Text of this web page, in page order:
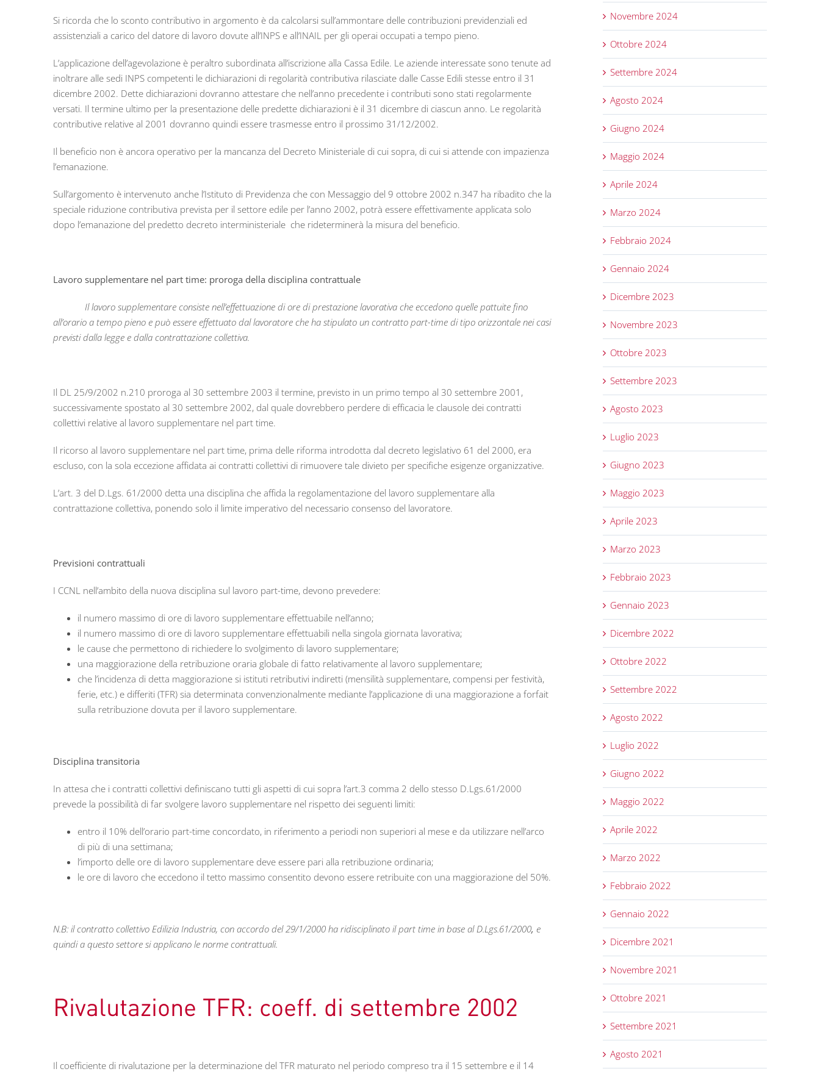
Si ricorda che lo sconto contributivo in argomento è da calcolarsi sull’ammontare delle contribuzioni previdenziali ed
assistenziali a carico del datore di lavoro dovute all’INPS e all’INAIL per gli operai occupati a tempo pieno.
L’applicazione dell’agevolazione è peraltro subordinata all’iscrizione alla Cassa Edile. Le aziende interessate sono tenute ad
inoltrare alle sedi INPS competenti le dichiarazioni di regolarità contributiva rilasciate dalle Casse Edili stesse entro il 31
dicembre 2002. Dette dichiarazioni dovranno attestare che nell’anno precedente i contributi sono stati regolarmente
versati. Il termine ultimo per la presentazione delle predette dichiarazioni è il 31 dicembre di ciascun anno. Le regolarità
contributive relative al 2001 dovranno quindi essere trasmesse entro il prossimo 31/12/2002.
Il beneficio non è ancora operativo per la mancanza del Decreto Ministeriale di cui sopra, di cui si attende con impazienza
l’emanazione.
Sull’argomento è intervenuto anche l’Istituto di Previdenza che con Messaggio del 9 ottobre 2002 n.347 ha ribadito che la
speciale riduzione contributiva prevista per il settore edile per l’anno 2002, potrà essere effettivamente applicata solo
dopo l’emanazione del predetto decreto interministeriale che rideterminerà la misura del beneficio.
Lavoro supplementare nel part time: proroga della disciplina contrattuale
Il lavoro supplementare consiste nell’effettuazione di ore di prestazione lavorativa che eccedono quelle pattuite fino
all’orario a tempo pieno e può essere effettuato dal lavoratore che ha stipulato un contratto part-time di tipo orizzontale nei casi
previsti dalla legge e dalla contrattazione collettiva.
Il DL 25/9/2002 n.210 proroga al 30 settembre 2003 il termine, previsto in un primo tempo al 30 settembre 2001,
successivamente spostato al 30 settembre 2002, dal quale dovrebbero perdere di efficacia le clausole dei contratti
collettivi relative al lavoro supplementare nel part time.
Il ricorso al lavoro supplementare nel part time, prima delle riforma introdotta dal decreto legislativo 61 del 2000, era
escluso, con la sola eccezione affidata ai contratti collettivi di rimuovere tale divieto per specifiche esigenze organizzative.
L’art. 3 del D.Lgs. 61/2000 detta una disciplina che affida la regolamentazione del lavoro supplementare alla
contrattazione collettiva, ponendo solo il limite imperativo del necessario consenso del lavoratore.
Previsioni contrattuali
I CCNL nell’ambito della nuova disciplina sul lavoro part-time, devono prevedere:
il numero massimo di ore di lavoro supplementare effettuabile nell’anno;
il numero massimo di ore di lavoro supplementare effettuabili nella singola giornata lavorativa;
le cause che permettono di richiedere lo svolgimento di lavoro supplementare;
una maggiorazione della retribuzione oraria globale di fatto relativamente al lavoro supplementare;
che l’incidenza di detta maggiorazione si istituti retributivi indiretti (mensilità supplementare, compensi per festività,
ferie, etc.) e differiti (TFR) sia determinata convenzionalmente mediante l’applicazione di una maggiorazione a forfait
sulla retribuzione dovuta per il lavoro supplementare.
Disciplina transitoria
In attesa che i contratti collettivi definiscano tutti gli aspetti di cui sopra l’art.3 comma 2 dello stesso D.Lgs.61/2000
prevede la possibilità di far svolgere lavoro supplementare nel rispetto dei seguenti limiti:
entro il 10% dell’orario part-time concordato, in riferimento a periodi non superiori al mese e da utilizzare nell’arco
di più di una settimana;
l’importo delle ore di lavoro supplementare deve essere pari alla retribuzione ordinaria;
le ore di lavoro che eccedono il tetto massimo consentito devono essere retribuite con una maggiorazione del 50%.
N.B: il contratto collettivo Edilizia Industria, con accordo del 29/1/2000 ha ridisciplinato il part time in base al D.Lgs.61/2000, e
quindi a questo settore si applicano le norme contrattuali.
Rivalutazione TFR: coeff. di settembre 2002
Il coefficiente di rivalutazione per la determinazione del TFR maturato nel periodo compreso tra il 15 settembre e il 14
Novembre 2024
Ottobre 2024
Settembre 2024
Agosto 2024
Giugno 2024
Maggio 2024
Aprile 2024
Marzo 2024
Febbraio 2024
Gennaio 2024
Dicembre 2023
Novembre 2023
Ottobre 2023
Settembre 2023
Agosto 2023
Luglio 2023
Giugno 2023
Maggio 2023
Aprile 2023
Marzo 2023
Febbraio 2023
Gennaio 2023
Dicembre 2022
Ottobre 2022
Settembre 2022
Agosto 2022
Luglio 2022
Giugno 2022
Maggio 2022
Aprile 2022
Marzo 2022
Febbraio 2022
Gennaio 2022
Dicembre 2021
Novembre 2021
Ottobre 2021
Settembre 2021
Agosto 2021